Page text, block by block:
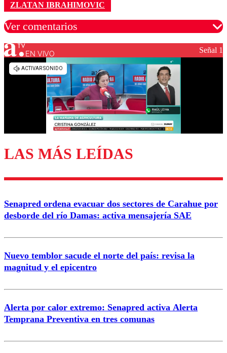
ZLATAN IBRAHIMOVIC
Ver comentarios
Los comentarios son moderados para garantizar un
diálogo respetuoso.
Enviar comentario
EN VIVO Señal 1
LAS MÁS LEÍDAS
Senapred ordena evacuar dos sectores de Carahue por
desborde del río Damas: activa mensajería SAE
Nuevo temblor sacude el norte del país: revisa la
magnitud y el epicentro
Alerta por calor extremo: Senapred activa Alerta
Temprana Preventiva en tres comunas